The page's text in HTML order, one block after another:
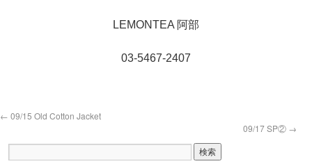
LEMONTEA 阿部
03-5467-2407
← 09/15 Old Cotton Jacket
09/17 SP② →